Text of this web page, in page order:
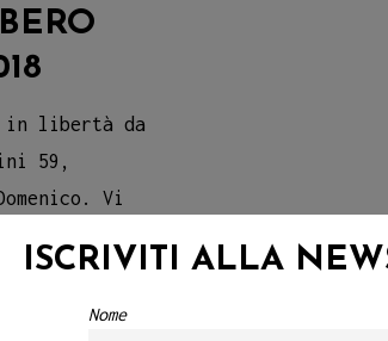
in libertà da
59,
Vi
illustrato
pupazzo di
si
ISCRIVITI ALLA
Nome